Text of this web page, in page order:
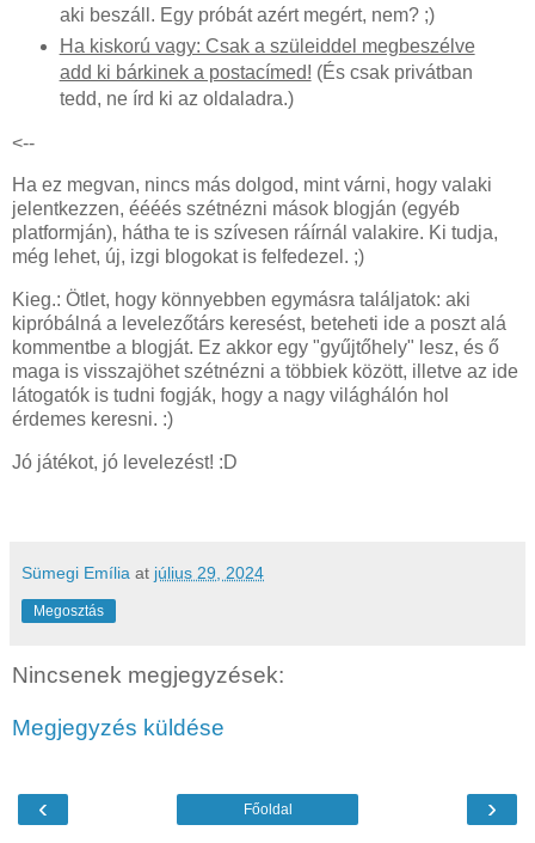
aki beszáll. Egy próbát azért megért, nem? ;)
Ha kiskorú vagy: Csak a szüleiddel megbeszélve
add ki bárkinek a postacímed! (És csak privátban
tedd, ne írd ki az oldaladra.)
<--
Ha ez megvan, nincs más dolgod, mint várni, hogy valaki
jelentkezzen, éééés szétnézni mások blogján (egyéb
platformján), hátha te is szívesen ráírnál valakire. Ki tudja,
még lehet, új, izgi blogokat is felfedezel. ;)
Kieg.: Ötlet, hogy könnyebben egymásra találjatok: aki
kipróbálná a levelezőtárs keresést, beteheti ide a poszt alá
kommentbe a blogját. Ez akkor egy "gyűjtőhely" lesz, és ő
maga is visszajöhet szétnézni a többiek között, illetve az ide
látogatók is tudni fogják, hogy a nagy világhálón hol
érdemes keresni. :)
Jó játékot, jó levelezést! :D
Sümegi Emília at július 29, 2024
Megosztás
Nincsenek megjegyzések:
Megjegyzés küldése
‹ ›
Főoldal